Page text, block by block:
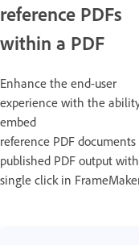
reference PDFs
within a PDF
Enhance the end-user
experience with the
embed
reference PDF
published PDF output
single click in